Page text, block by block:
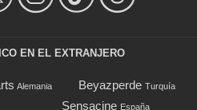
EN EL EXTRANJERO
Alemania Beyazperde Turquía
Sensacine España